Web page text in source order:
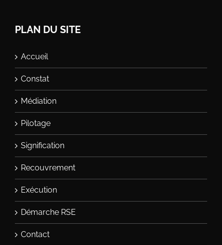
PLAN DU SITE
Accueil
Constat
Médiation
Pilotage
Signification
Recouvrement
Exécution
Démarche RSE
Contact